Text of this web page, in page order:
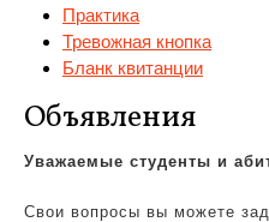
Практика
Тревожная кнопка
Бланк квитанции
Объявления
Уважаемые студенты и
Свои вопросы вы можете